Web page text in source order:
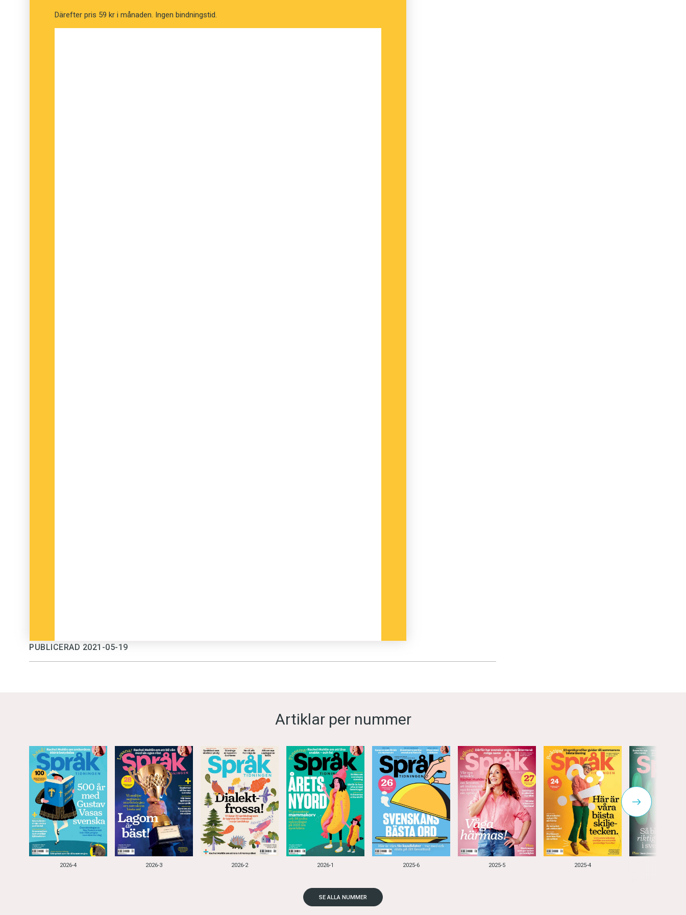
Därefter pris 59 kr i månaden. Ingen bindningstid.
PUBLICERAD 2021-05-19
Artiklar per nummer
2026-4 2026-3 2026-2 2026-1 2025-6 2025-5 2025-4
SE ALLA NUMMER